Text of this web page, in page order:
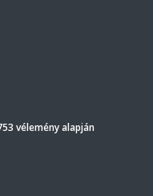
vélemény alapján